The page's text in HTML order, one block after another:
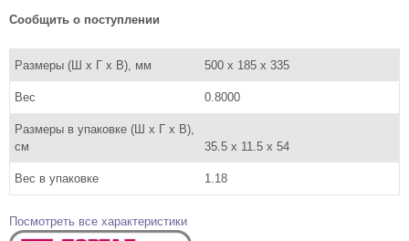
Сообщить о поступлении
Размеры (Ш x Г x В), мм 500 x 185 x 335
Вес 0.8000
Размеры в упаковке (Ш x Г x В),
см
35.5 x 11.5 x 54
Вес в упаковке 1.18
Посмотреть все характеристики